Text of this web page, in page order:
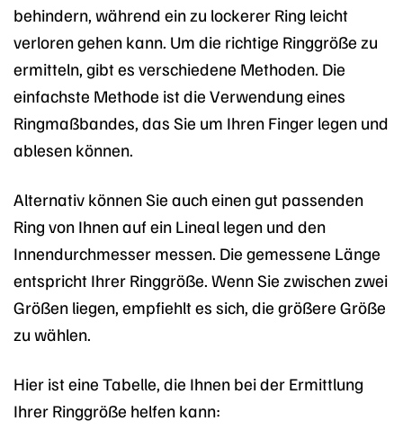
behindern, während ein zu lockerer Ring leicht
verloren gehen kann. Um die richtige Ringgröße zu
ermitteln, gibt es verschiedene Methoden. Die
einfachste Methode ist die Verwendung eines
Ringmaßbandes, das Sie um Ihren Finger legen und
ablesen können.
Alternativ können Sie auch einen gut passenden
Ring von Ihnen auf ein Lineal legen und den
Innendurchmesser messen. Die gemessene Länge
entspricht Ihrer Ringgröße. Wenn Sie zwischen zwei
Größen liegen, empfiehlt es sich, die größere Größe
zu wählen.
Hier ist eine Tabelle, die Ihnen bei der Ermittlung
Ihrer Ringgröße helfen kann: